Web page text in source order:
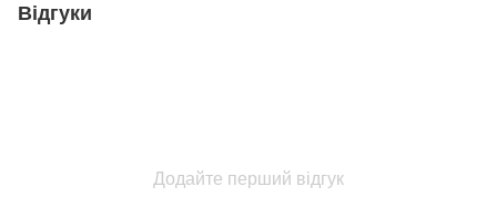
Відгуки
Додайте перший відгук